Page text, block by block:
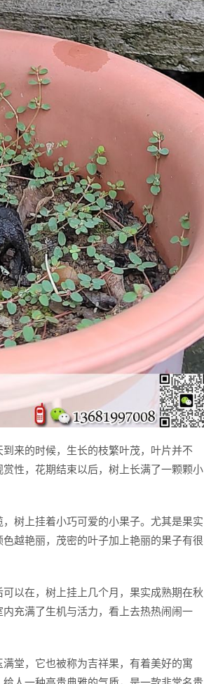
来的时候，生长的枝繁叶茂，叶片并不
性，花期结束以后，树上长满了一颗颗小
树上挂着小巧可爱的小果子。尤其是果实
越艳丽，茂密的叶子加上艳丽的果子有很
以在，树上挂上几个月，果实成熟期在秋
充满了生机与活力，看上去热热闹闹一
堂，它也被称为吉祥果，有着美好的寓